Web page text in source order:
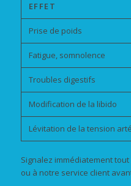
EFFET
Prise de poids
Fatigue, somnolence
Troubles digestifs
Modification de la libido
Lévitation de la tension
Signalez immédiatement
ou à notre service client